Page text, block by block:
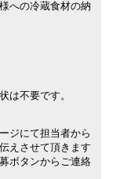
への冷蔵食材の納
は不要です。
ジにて担当者から
えさせて頂きます
ボタンからご連絡